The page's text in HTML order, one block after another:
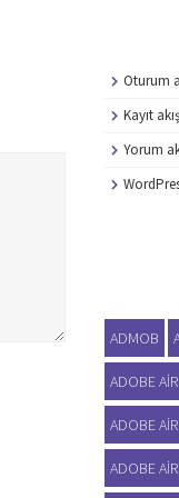
Oturum
Kayıt
Yorum
ADMOB
ADOBE
ADOBE
ADOBE